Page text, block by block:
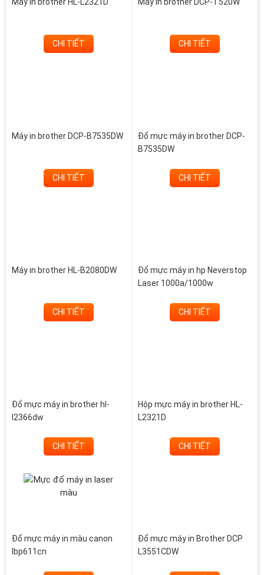
CHI TIẾT CHI TIẾT
Máy in brother DCP-B7535DW
CHI TIẾT
Đổ mực máy in brother DCP-
B7535DW
CHI TIẾT
Máy in brother HL-B2080DW
CHI TIẾT
Đổ mực máy in hp Neverstop
Laser 1000a/1000w
CHI TIẾT
Đổ mực máy in brother hl-
l2366dw
CHI TIẾT
Hộp mực máy in brother HL-
L2321D
CHI TIẾT
Đổ mực máy in màu canon
lbp611cn
Đổ mực máy in Brother DCP
L3551CDW